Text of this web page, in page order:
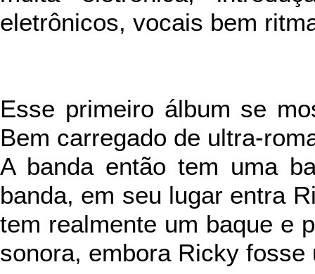
eletrônicos, vocais bem
Esse primeiro álbum se
Bem carregado de ultra-
A banda então tem uma
banda, em seu lugar entra
tem realmente um baque e
sonora, embora Ricky